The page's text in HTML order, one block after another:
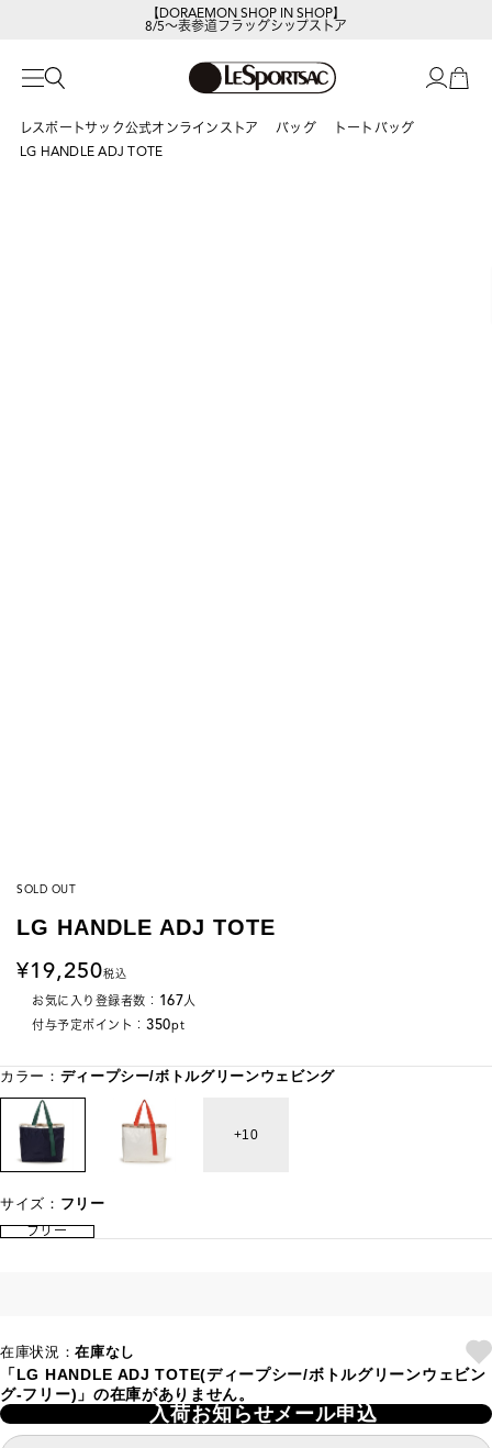
【DORAEMON SHOP IN SHOP】
8/5～表参道フラッグシップストア
レスポートサック公式オンラインストア バッグ
トートバッグ
LG HANDLE ADJ TOTE
SOLD OUT
LG HANDLE ADJ TOTE
19,250税込
お気に入り登録者数： 167人
付与予定ポイント： 350pt
カラー： ディープシー/ボトルグリーンウェビング
10
サイズ： フリー
フリー
在庫状況：在庫なし
「LG HANDLE ADJ TOTE(ディープシー/ボトルグリーンウェビン
グ-フリー)」の在庫がありません。
入荷お知らせメール申込